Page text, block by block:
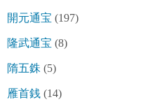
開元通宝 (197)
隆武通宝 (8)
隋五銖 (5)
雁首銭 (14)